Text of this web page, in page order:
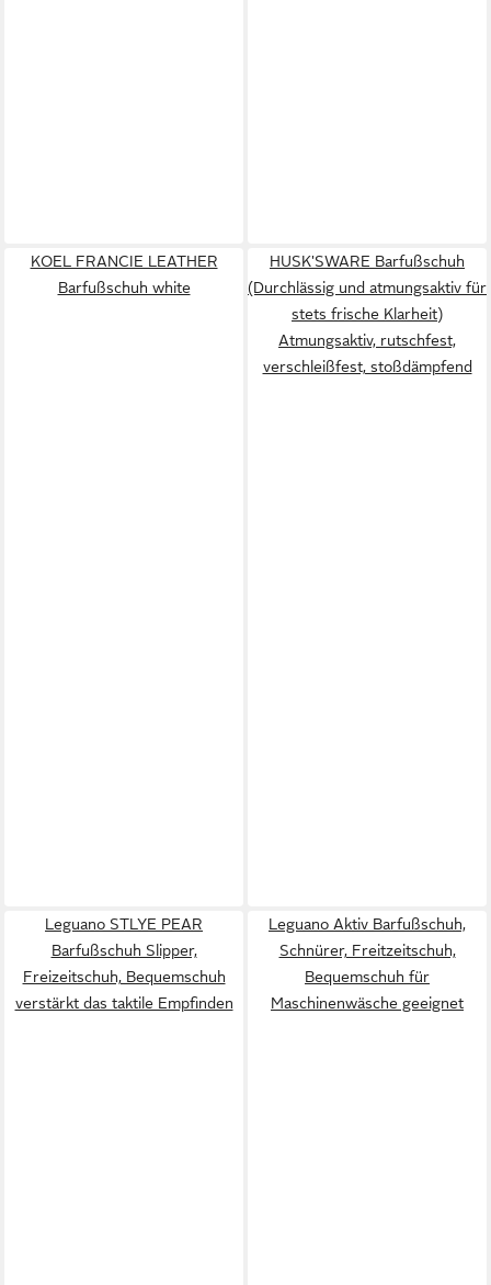
KOEL FRANCIE LEATHER
Barfußschuh white
HUSK'SWARE Barfußschuh
(Durchlässig und atmungsaktiv für
stets frische Klarheit)
Atmungsaktiv, rutschfest,
verschleißfest, stoßdämpfend
Leguano STLYE PEAR
Barfußschuh Slipper,
Freizeitschuh, Bequemschuh
verstärkt das taktile Empfinden
Leguano Aktiv Barfußschuh,
Schnürer, Freitzeitschuh,
Bequemschuh für
Maschinenwäsche geeignet